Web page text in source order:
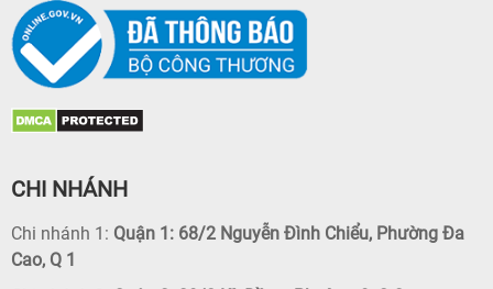
CHI NHÁNH
Chi nhánh 1: Quận 1: 68/2 Nguyễn Đình Chiểu, Phường Đa
Cao, Q 1